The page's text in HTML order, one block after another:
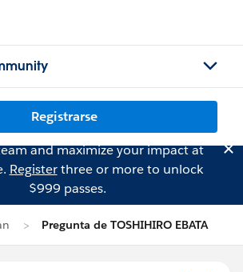
Registrarse
and maximize your impact at
Registerthree or more to unlock
$999 passes.
Pregunta de TOSHIHIRO EBATA